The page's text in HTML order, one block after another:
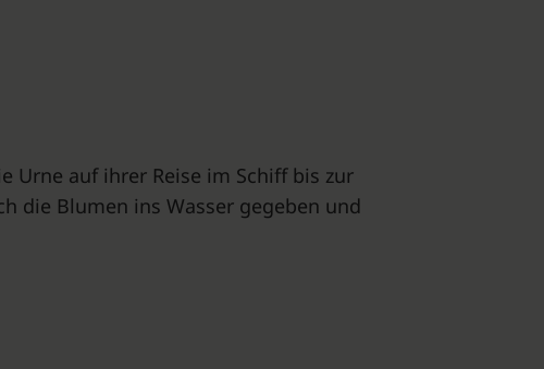
Urne auf ihrer Reise im Schiff bis zur
die Blumen ins Wasser gegeben und